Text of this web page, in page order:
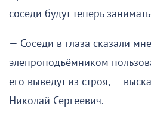
соседи будут теперь
— Соседи в глаза сказали
элепроподъёмником
его выведут из строя, —
Николай Сергеевич.